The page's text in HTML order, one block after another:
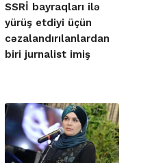
SSRİ bayraqları ilə
yürüş etdiyi üçün
cəzalandırılanlardan
biri jurnalist imiş